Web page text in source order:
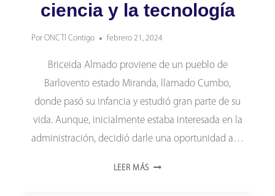
ciencia y la tecnología
Por ONCTI Contigo febrero 21, 2024
Briceida Almado proviene de un pueblo de
Barlovento estado Miranda, llamado Cumbo,
donde pasó su infancia y estudió gran parte de su
vida. Aunque, inicialmente estaba interesada en la
administración, decidió darle una oportunidad a…
LEER MÁS BRICEIDA